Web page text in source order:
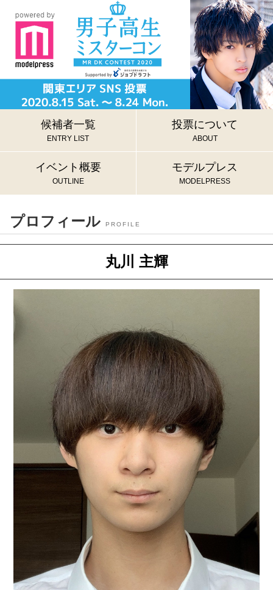
候補者一覧
ENTRY LIST
投票について
ABOUT
イベント概要
OUTLINE
モデルプレス
MODELPRESS
プロフィール PROFILE
丸川 主輝